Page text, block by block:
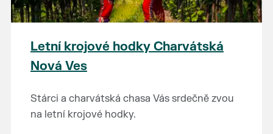
Letní krojové hodky Charvátská
Nová Ves
Stárci a charvátská chasa Vás srdečně zvou
na letní krojové hodky.